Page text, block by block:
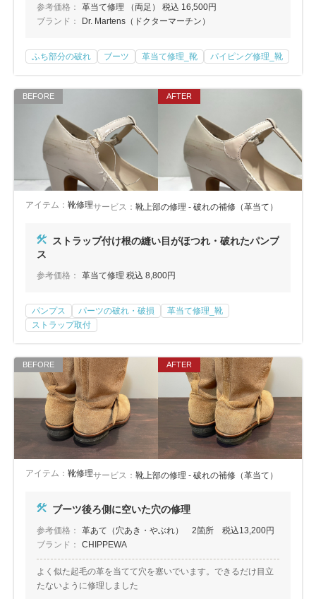
参考価格：
革当て修理 （両足） 税込 16,500円
ブランド：
Dr. Martens（ドクターマーチン）
ふち部分の破れ ブーツ 革当て修理_靴 パイピング修理_靴
アイテム： 靴修理サービス： 靴上部の修理 - 破れの補修（革当て）
ストラップ付け根の縫い目がほつれ・破れたパンプ
ス
参考価格： 革当て修理 税込 8,800円
パンプス パーツの破れ・破損
革当て修理_靴
ストラップ取付
アイテム： 靴修理サービス： 靴上部の修理 - 破れの補修（革当て）
ブーツ後ろ側に空いた穴の修理
参考価格：
革あて（穴あき・やぶれ） 2箇所 税込13,200円
ブランド：
CHIPPEWA
よく似た起毛の革を当てて穴を塞いでいます。できるだけ目立
たないように修理しました